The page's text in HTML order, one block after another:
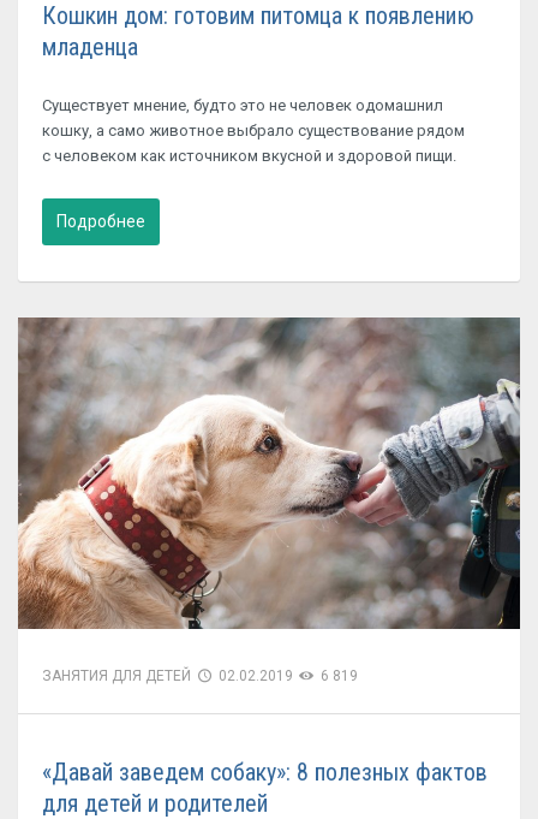
Кошкин дом: готовим питомца к появлению
младенца
Существует мнение, будто это не человек одомашнил
кошку, а само животное выбрало существование рядом
с человеком как источником вкусной и здоровой пищи.
Подробнее
ЗАНЯТИЯ ДЛЯ ДЕТЕЙ 02.02.2019 6 819
«Давай заведем собаку»: 8 полезных фактов
для детей и родителей